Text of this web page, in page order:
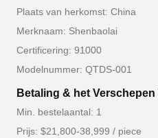
Plaats van herkomst: China
Merknaam: Shenbaolai
Certificering: 91000
Modelnummer: QTDS-001
Betaling & het Verschepen
Min. bestelaantal: 1
Prijs: $21,800-38,999 / piece